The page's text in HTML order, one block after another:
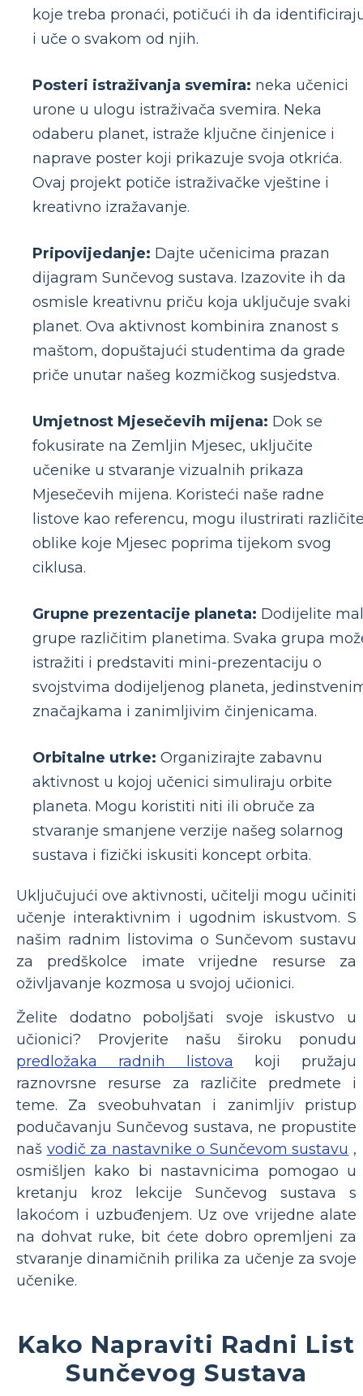
koje treba pronaći, potičući ih da
i uče o svakom od njih.
Posteri istraživanja svemira: neka učenici
urone u ulogu istraživača svemira. Neka
odaberu planet, istraže ključne činjenice i
naprave poster koji prikazuje svoja otkrića.
Ovaj projekt potiče istraživačke vještine i
kreativno izražavanje.
Pripovijedanje: Dajte učenicima prazan
dijagram Sunčevog sustava. Izazovite ih da
osmisle kreativnu priču koja uključuje svaki
planet. Ova aktivnost kombinira znanost s
maštom, dopuštajući studentima da grade
priče unutar našeg kozmičkog susjedstva.
Umjetnost Mjesečevih mijena: Dok se
fokusirate na Zemljin Mjesec, uključite
učenike u stvaranje vizualnih prikaza
Mjesečevih mijena. Koristeći naše radne
listove kao referencu, mogu ilustrirati
oblike koje Mjesec poprima tijekom svog
ciklusa.
Grupne prezentacije planeta: Dodijelite
grupe različitim planetima. Svaka grupa
istražiti i predstaviti mini-prezentaciju o
svojstvima dodijeljenog planeta,
značajkama i zanimljivim činjenicama.
Orbitalne utrke: Organizirajte zabavnu
aktivnost u kojoj učenici simuliraju orbite
planeta. Mogu koristiti niti ili obruče za
stvaranje smanjene verzije našeg solarnog
sustava i fizički iskusiti koncept orbita.
Uključujući ove aktivnosti, učitelji mogu učiniti
učenje interaktivnim i ugodnim iskustvom. S
našim radnim listovima o Sunčevom sustavu
za predškolce imate vrijedne resurse za
oživljavanje kozmosa u svojoj učionici.
Želite dodatno poboljšati svoje iskustvo u
učionici? Provjerite našu široku ponudu
predložaka radnih listova koji pružaju
raznovrsne resurse za različite predmete i
teme. Za sveobuhvatan i zanimljiv pristup
podučavanju Sunčevog sustava, ne propustite
naš vodič za nastavnike o Sunčevom sustavu ,
osmišljen kako bi nastavnicima pomogao u
kretanju kroz lekcije Sunčevog sustava s
lakoćom i uzbuđenjem. Uz ove vrijedne alate
na dohvat ruke, bit ćete dobro opremljeni za
stvaranje dinamičnih prilika za učenje za svoje
učenike.
Kako Napraviti Radni List
Sunčevog Sustava